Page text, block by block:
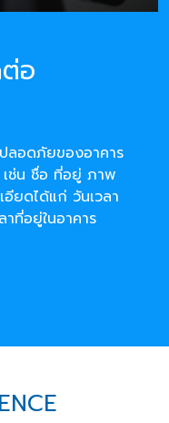
อ
ลอดภัยของอาคาร
เช่น ชื่อ ที่อยู่ ภาพ
ยดได้แก่ วันเวลา
ที่อยู่ในอาคาร